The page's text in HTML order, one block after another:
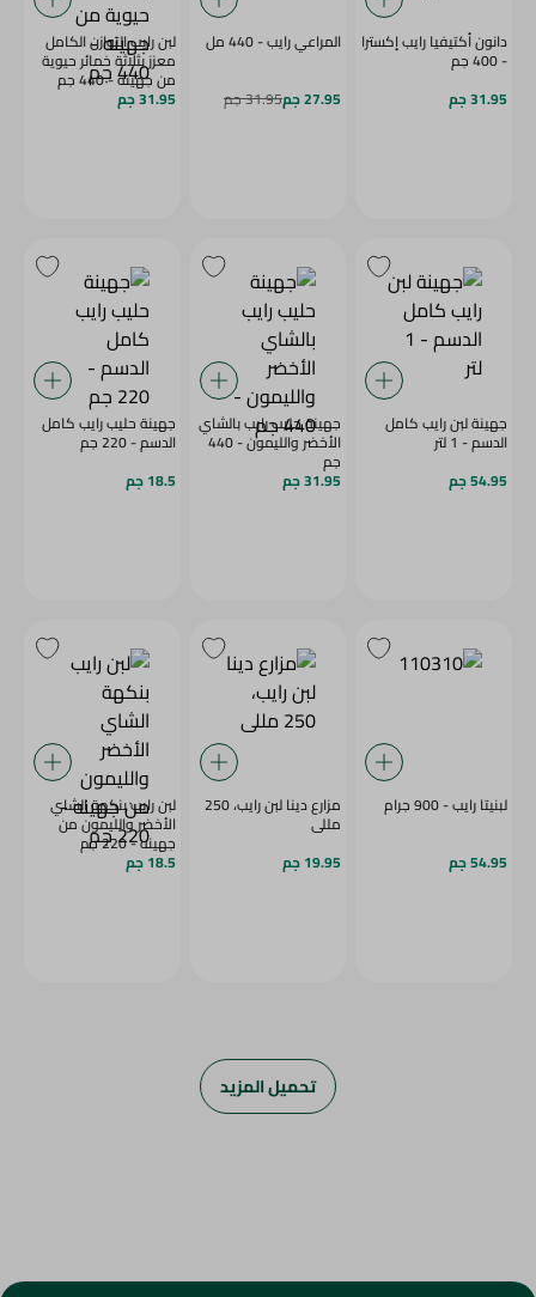
دانون أكتيفيا رايب إكسترا
- 400 جم
31.95 جم
المراعي رايب - 440 مل
27.95 جم 31.95 جم
لبن رايب التوازن الكامل
معزز بثلاثة خمائر حيوية
من جهينه - 440 جم
31.95 جم
جهينة لبن رايب كامل
الدسم - 1 لتر
54.95 جم
جهينة حليب رايب بالشاي
الأخضر والليمون - 440
جم
31.95 جم
جهينة حليب رايب كامل
الدسم - 220 جم
18.5 جم
لبنيتا رايب - 900 جرام
54.95 جم
مزارع دينا لبن رايب، 250
مللى
19.95 جم
لبن رايب بنكهة الشاي
الأخضر والليمون من
جهينه - 220 جم
18.5 جم
تحميل المزيد